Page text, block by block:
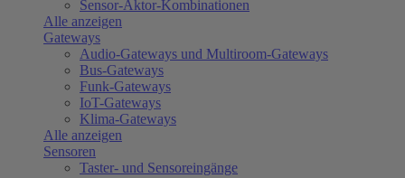
Sensor-Aktor-Kombinationen
Alle anzeigen
Gateways
Audio-Gateways und Multiroom-Gateways
Bus-Gateways
Funk-Gateways
IoT-Gateways
Klima-Gateways
Alle anzeigen
Sensoren
Taster- und Sensoreingänge